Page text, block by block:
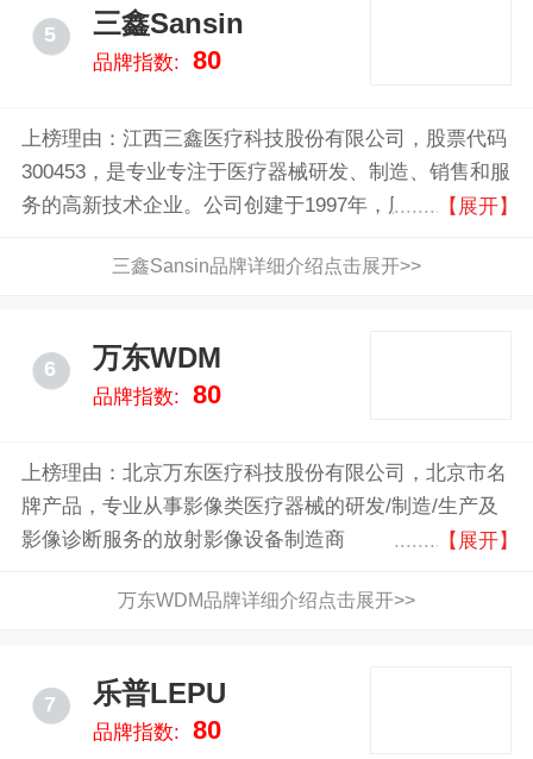
5 三鑫Sansin
品牌指数: 80
上榜理由：江西三鑫医疗科技股份有限公司，股票代码
300453，是专业专注于医疗器械研发、制造、销售和服
务的高新技术企业。公司创建于1997年，历经二十年的
【展开】
三鑫Sansin品牌详细介绍点击展开>>
6 万东WDM
品牌指数: 80
上榜理由：北京万东医疗科技股份有限公司，北京市名
牌产品，专业从事影像类医疗器械的研发/制造/生产及
影像诊断服务的放射影像设备制造商
【展开】
万东WDM品牌详细介绍点击展开>>
7 乐普LEPU
品牌指数: 80